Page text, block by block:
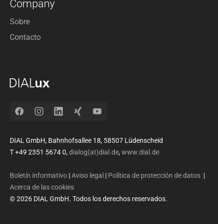
Company
Sobre
Contacto
FacebookInstagramLinkedInXing YouTube
DIAL GmbH, Bahnhofsallee 18, 58507 Lüdenscheid
T +49 2351 5674 0,dialog(at)dial.de,www.dial.de
Boletín informativo |Aviso legal | Política de protección de datos |
Acerca de las cookies
© 2026 DIAL GmbH. Todos los derechos reservados.